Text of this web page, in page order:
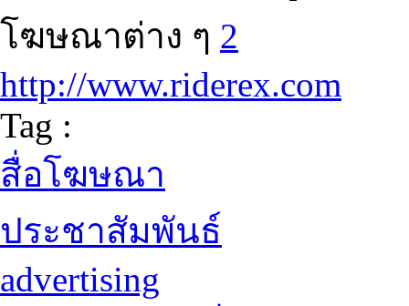
โฆษณาต่าง ๆ 2
http://www.riderex.com
Tag :
สื่อโฆษณา
ประชาสัมพันธ์
advertising